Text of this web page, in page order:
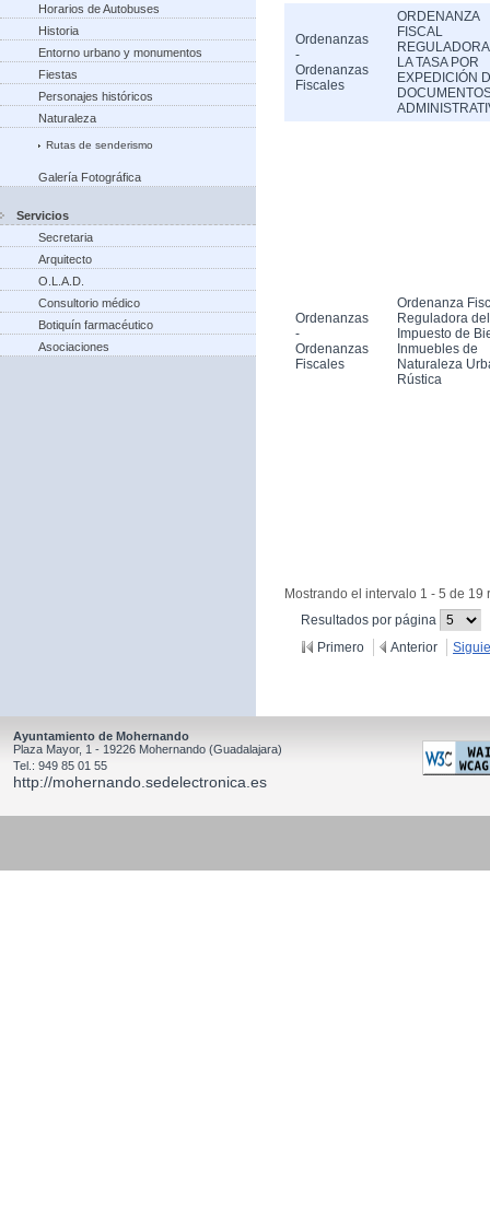
Horarios de Autobuses
Historia
Entorno urbano y monumentos
Fiestas
Personajes históricos
Naturaleza
Rutas de senderismo
Galería Fotográfica
Servicios
Secretaria
Arquitecto
O.L.A.D.
Consultorio médico
Botiquín farmacéutico
Asociaciones
Ordenanzas
-
Ordenanzas
Fiscales
ORDENANZA
FISCAL
LA TASA POR
EXPEDICIÓN
Ordenanzas
-
Ordenanzas
Fiscales
Ordenanza
Reguladora del
Impuesto de
Inmuebles de
Naturaleza
Rústica
Mostrando el intervalo 1 - 5 de 19
Resultados por página
Primero
Anterior
Ayuntamiento de Mohernando
Plaza Mayor, 1 - 19226 Mohernando (Guadalajara)
Tel.: 949 85 01 55
http://mohernando.sedelectronica.es